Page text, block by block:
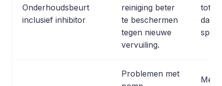
Onderhoudsbeurt
inclusief inhibitor
reiniging beter
te beschermen
tegen nieuwe
vervuiling.
dan
Problemen met
Meer